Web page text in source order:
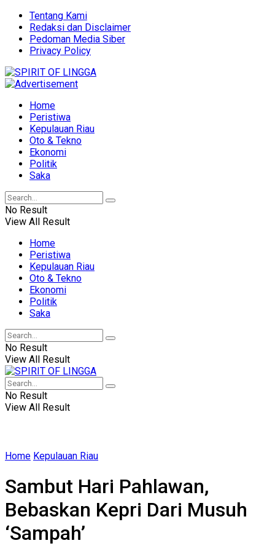
Tentang Kami
Redaksi dan Disclaimer
Pedoman Media Siber
Privacy Policy
Home
Peristiwa
Kepulauan Riau
Oto & Tekno
Ekonomi
Politik
Saka
No Result
View All Result
Home
Peristiwa
Kepulauan Riau
Oto & Tekno
Ekonomi
Politik
Saka
No Result
View All Result
No Result
View All Result
Home Kepulauan Riau
Sambut Hari Pahlawan,
Bebaskan Kepri Dari Musuh
‘Sampah’